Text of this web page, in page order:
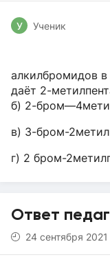
У Ученик
алкилбромидов
даёт 2-
б) 2-
в) 3-бром-
г) 2 бром-
Ответ
24 сентября 2021